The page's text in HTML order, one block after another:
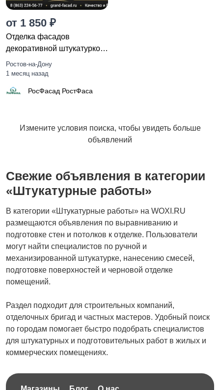
Столярные и
Высотные работы Изоляция и утепление
помещений
Другое
от 1 850 ₽
Отделка фасадов
декоративной штукатуркой
в Ростове и области:
долговечность и эстетика
Ростов-на-Дону
1 месяц назад
РосФасад РостФаса
Измените условия поиска, чтобы увидеть больше
объявлений
Свежие объявления в категории
«Штукатурные работы»
В категории «Штукатурные работы» на WOXI.RU
размещаются объявления по выравниванию и
подготовке стен и потолков к отделке. Пользователи
могут найти специалистов по ручной и
механизированной штукатурке, нанесению смесей,
подготовке поверхностей и черновой отделке
помещений.
Раздел подходит для строительных компаний,
отделочных бригад и частных мастеров. Удобный поиск
по городам помогает быстро подобрать специалистов
для штукатурных и подготовительных работ в жилых и
коммерческих помещениях.